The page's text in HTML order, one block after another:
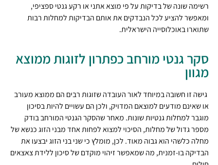
רשימה שונה של בדיקות על פי מוצא אתני או רקע גנטי ספציפי,
ומאפשר להציע לכל הנבדקים את אותם הבדיקות למחלות רבות
שתוארו באוכלוסייה הישראלית.
סקר גנטי מורחב כפתרון לזוגות ממוצא
מגוון
גישה זו חשובה במיוחד לאור העובדה שזוגות רבים הם ממוצא מעורב
או שאינם מודעים למוצאם המדויק, ולכן הם עשויים להיות בסיכון
מוגבר למחלות גנטיות שונות. מאחר שהסקר הגנטי המורחב בודק
מספר גדול של מחלות, הסיכוי למצוא לפחות אחד מבני הזוג כנשא של
מחלה כלשהי הוא גבוה מאוד. לכן, מומלץ כי שני בני הזוג יבצעו את
הבדיקה בו-זמנית, מה שמאפשר זיהוי מוקדם של סיכון ללידת צאצאים